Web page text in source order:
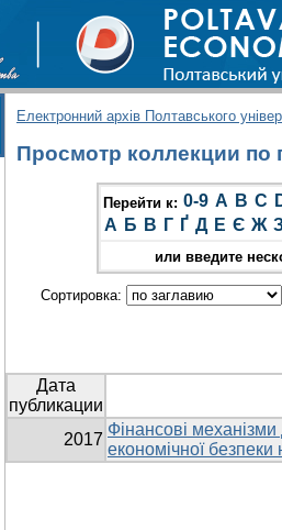
Електронний архів Полтавського
Просмотр коллекции по
Перейти к: 0-9 A B C
А Б В Г Ґ Д Е Є Ж
или введите
Сортировка:
Дата
публикации
2017
Фінансові
економічної